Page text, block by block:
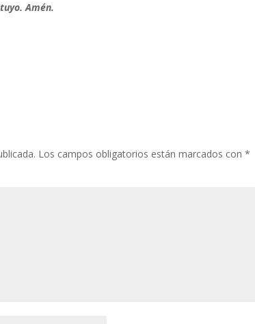
Amén.
Los campos obligatorios están marcados con *